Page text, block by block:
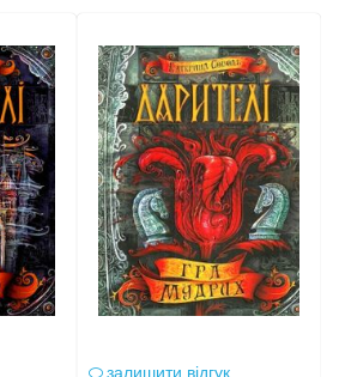
залишити відгук